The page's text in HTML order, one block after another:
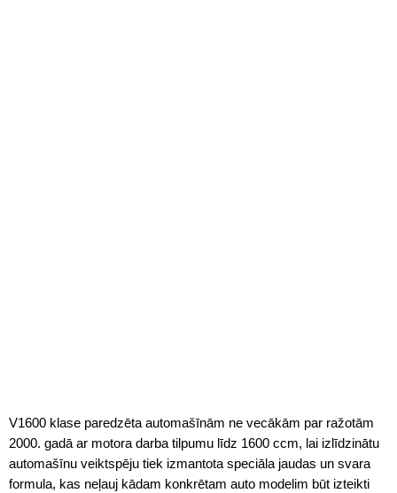
V1600 klase paredzēta automašīnām ne vecākām par ražotām
2000. gadā ar motora darba tilpumu līdz 1600 ccm, lai izlīdzinātu
automašīnu veiktspēju tiek izmantota speciāla jaudas un svara
formula, kas neļauj kādam konkrētam auto modelim būt izteikti